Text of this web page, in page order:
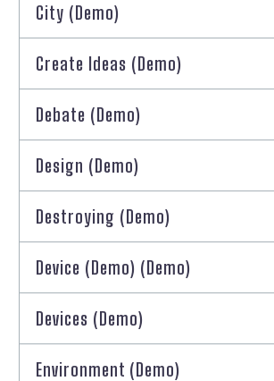
City (Demo)
Create Ideas (Demo)
Debate (Demo)
Design (Demo)
Destroying (Demo)
Device (Demo) (Demo)
Devices (Demo)
Environment (Demo)